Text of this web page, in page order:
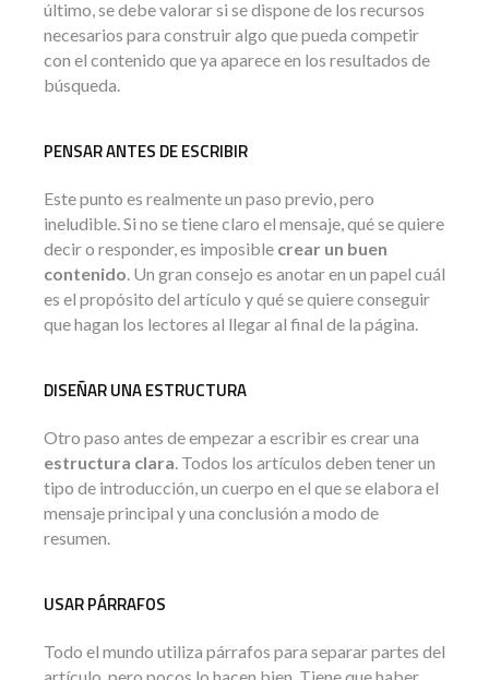
último, se debe valorar si se dispone de los recursos
necesarios para construir algo que pueda competir
con el contenido que ya aparece en los resultados de
búsqueda.
PENSAR ANTES DE ESCRIBIR
Este punto es realmente un paso previo, pero
ineludible. Si no se tiene claro el mensaje, qué se quiere
decir o responder, es imposible crear un buen
contenido. Un gran consejo es anotar en un papel cuál
es el propósito del artículo y qué se quiere conseguir
que hagan los lectores al llegar al final de la página.
DISEÑAR UNA ESTRUCTURA
Otro paso antes de empezar a escribir es crear una
estructura clara. Todos los artículos deben tener un
tipo de introducción, un cuerpo en el que se elabora el
mensaje principal y una conclusión a modo de
resumen.
USAR PÁRRAFOS
Todo el mundo utiliza párrafos para separar partes del